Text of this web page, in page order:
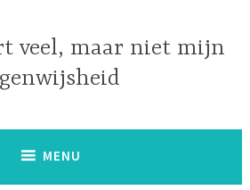
veel, maar niet mijn
MENU